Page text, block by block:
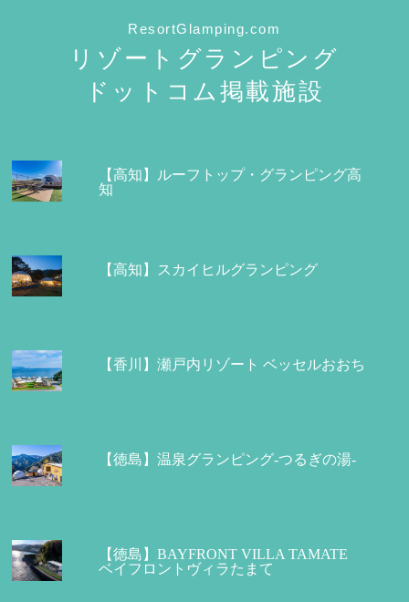
ResortGlamping.com
リゾートグランピング
ドットコム掲載施設
【高知】ルーフトップ・グランピング高
知
【高知】スカイヒルグランピング
【香川】瀬戸内リゾート ベッセルおおち
【徳島】温泉グランピング-つるぎの湯-
【徳島】BAYFRONT VILLA TAMATE
ベイフロントヴィラたまて